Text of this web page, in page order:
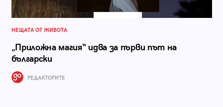
НЕЩАТА ОТ ЖИВОТА
„Приложна магия“ идва за първи път на
български
РЕДАКТОРИТЕ